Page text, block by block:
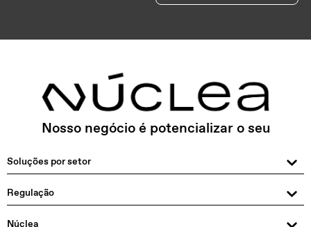
Nosso negócio é potencializar o seu
Soluções por setor
Regulação
Núclea